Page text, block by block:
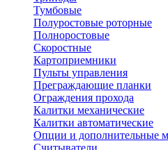
Тумбовые
Полуростовые роторные
Полноростовые
Скоростные
Картоприемники
Пульты управления
Преграждающие планки
Ограждения прохода
Калитки механические
Калитки автоматические
Опции и дополнительные
Считыватели